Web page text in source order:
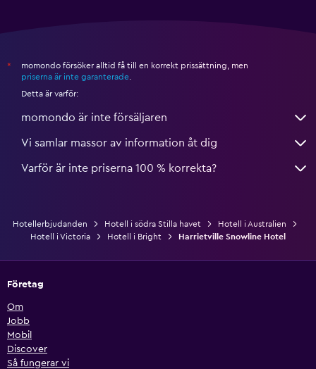
*
momondo försöker alltid få till en korrekt prissättning, men
priserna är inte garanterade
Detta är varför:
momondo är inte försäljaren
Vi samlar massor av information åt dig
Varför är inte priserna 100 % korrekta?
Hotellerbjudanden Hotell i södra Stilla havet
Hotell i Australien
Hotell i Victoria
Hotell i Bright Harrietville Snowline Hotel
Företag
Om
Jobb
Mobil
Discover
Så fungerar vi